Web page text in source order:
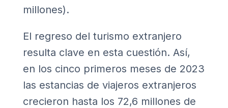
millones).
El regreso del turismo extranjero
resulta clave en esta cuestión. Así,
en los cinco primeros meses de 2023
las estancias de viajeros extranjeros
crecieron hasta los 72,6 millones de